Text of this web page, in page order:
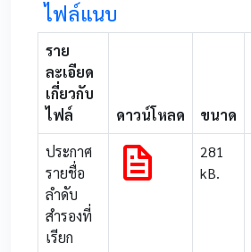
ไฟล์แนบ
ราย
ละเอียด
เกี่ยวกับ
ไฟล์
ดาวน์โหลด ขนาด
ประกาศ
รายชื่อ
ลำดับ
สำรองที่
เรียก
281
kB.